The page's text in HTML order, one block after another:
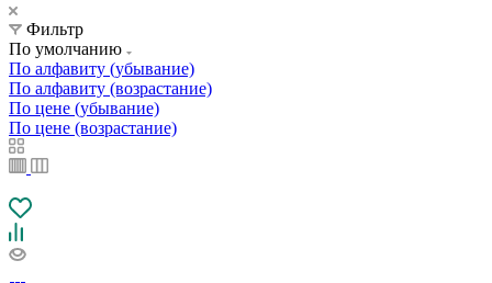
Фильтр
По умолчанию
По алфавиту (убывание)
По алфавиту (возрастание)
По цене (убывание)
По цене (возрастание)